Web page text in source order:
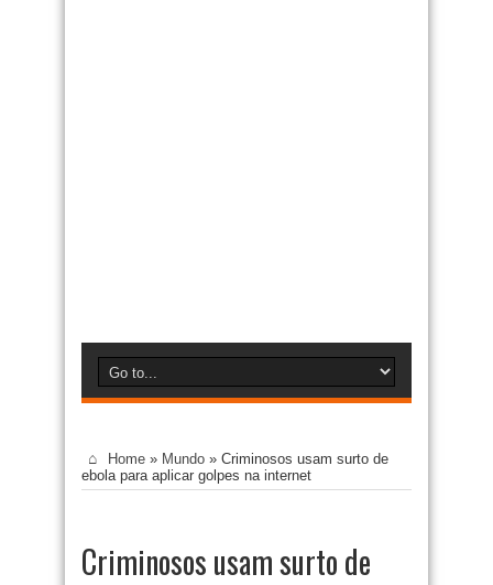
Home » Mundo » Criminosos usam surto de
ebola para aplicar golpes na internet
Criminosos usam surto de